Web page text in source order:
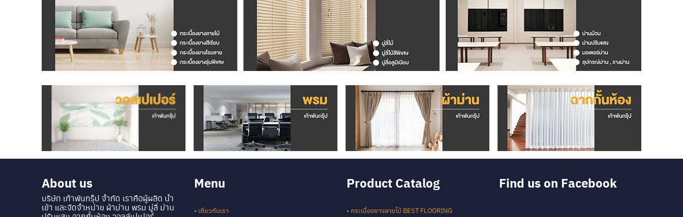
About us
บริษัท เก้าพันกรุ๊ป จำกัด เราคือผู้ผลิต นำ
เข้า และจัดจำหน่าย ผ้าม่าน พรม มู่ลี่ ม่าน
Menu
• เกี่ยวกับเรา
Product Catalog
• กระเบื้องยางลายไม้ BEST FLOORING
Find us on Facebook